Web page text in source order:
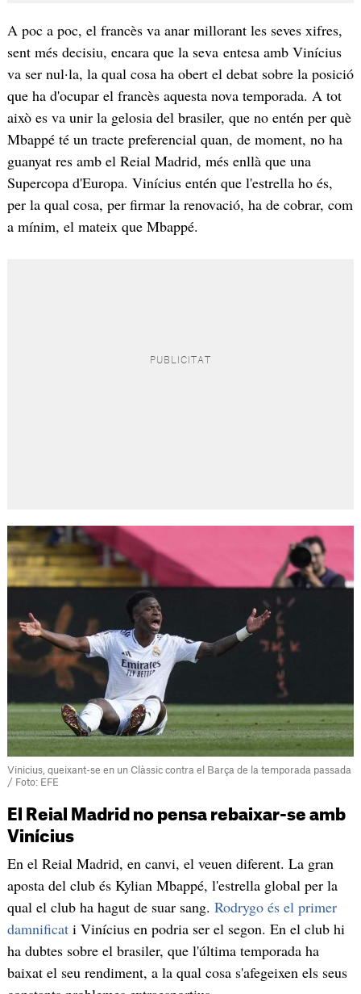
A poc a poc, el francès va anar millorant les seves xifres,
sent més decisiu, encara que la seva entesa amb Vinícius
va ser nul·la, la qual cosa ha obert el debat sobre la posició
que ha d'ocupar el francès aquesta nova temporada. A tot
això es va unir la gelosia del brasiler, que no entén per què
Mbappé té un tracte preferencial quan, de moment, no ha
guanyat res amb el Reial Madrid, més enllà que una
Supercopa d'Europa. Vinícius entén que l'estrella ho és,
per la qual cosa, per firmar la renovació, ha de cobrar, com
a mínim, el mateix que Mbappé.
Vinicius, queixant-se en un Clàssic contra el Barça de la temporada passada
/ Foto: EFE
El Reial Madrid no pensa rebaixar-se amb
Vinícius
En el Reial Madrid, en canvi, el veuen diferent. La gran
aposta del club és Kylian Mbappé, l'estrella global per la
qual el club ha hagut de suar sang. Rodrygo és el primer
damnificati Vinícius en podria ser el segon. En el club hi
ha dubtes sobre el brasiler, que l'última temporada ha
baixat el seu rendiment, a la qual cosa s'afegeixen els seus